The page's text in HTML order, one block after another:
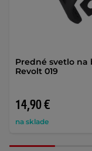
Predné svetlo na
Revolt 019
14,90 €
na sklade